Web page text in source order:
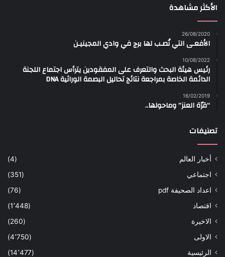
الأكثر مشاهدة
26/08/2020
الأفعـى التي نُصـب لها برج في وادي المجينيـن
10/08/2022
رئيس هيئة البحث والتعرف على المفقودين يترأس اجتماع اللجنة
الدائمة الخاصة بمراجعة نتائج تحاليل البصمة الوراثية DNA
16/02/2019
“قرّة العنز” وماحولها..
تصنيفات
أخبار العالم
(4)
اجتماعي
(351)
اعداد الصحيفة pdf
(76)
اقتصاد
(1٬448)
الاخيرة
(260)
الاولى
(4٬750)
الرئيسية
(14٬477)